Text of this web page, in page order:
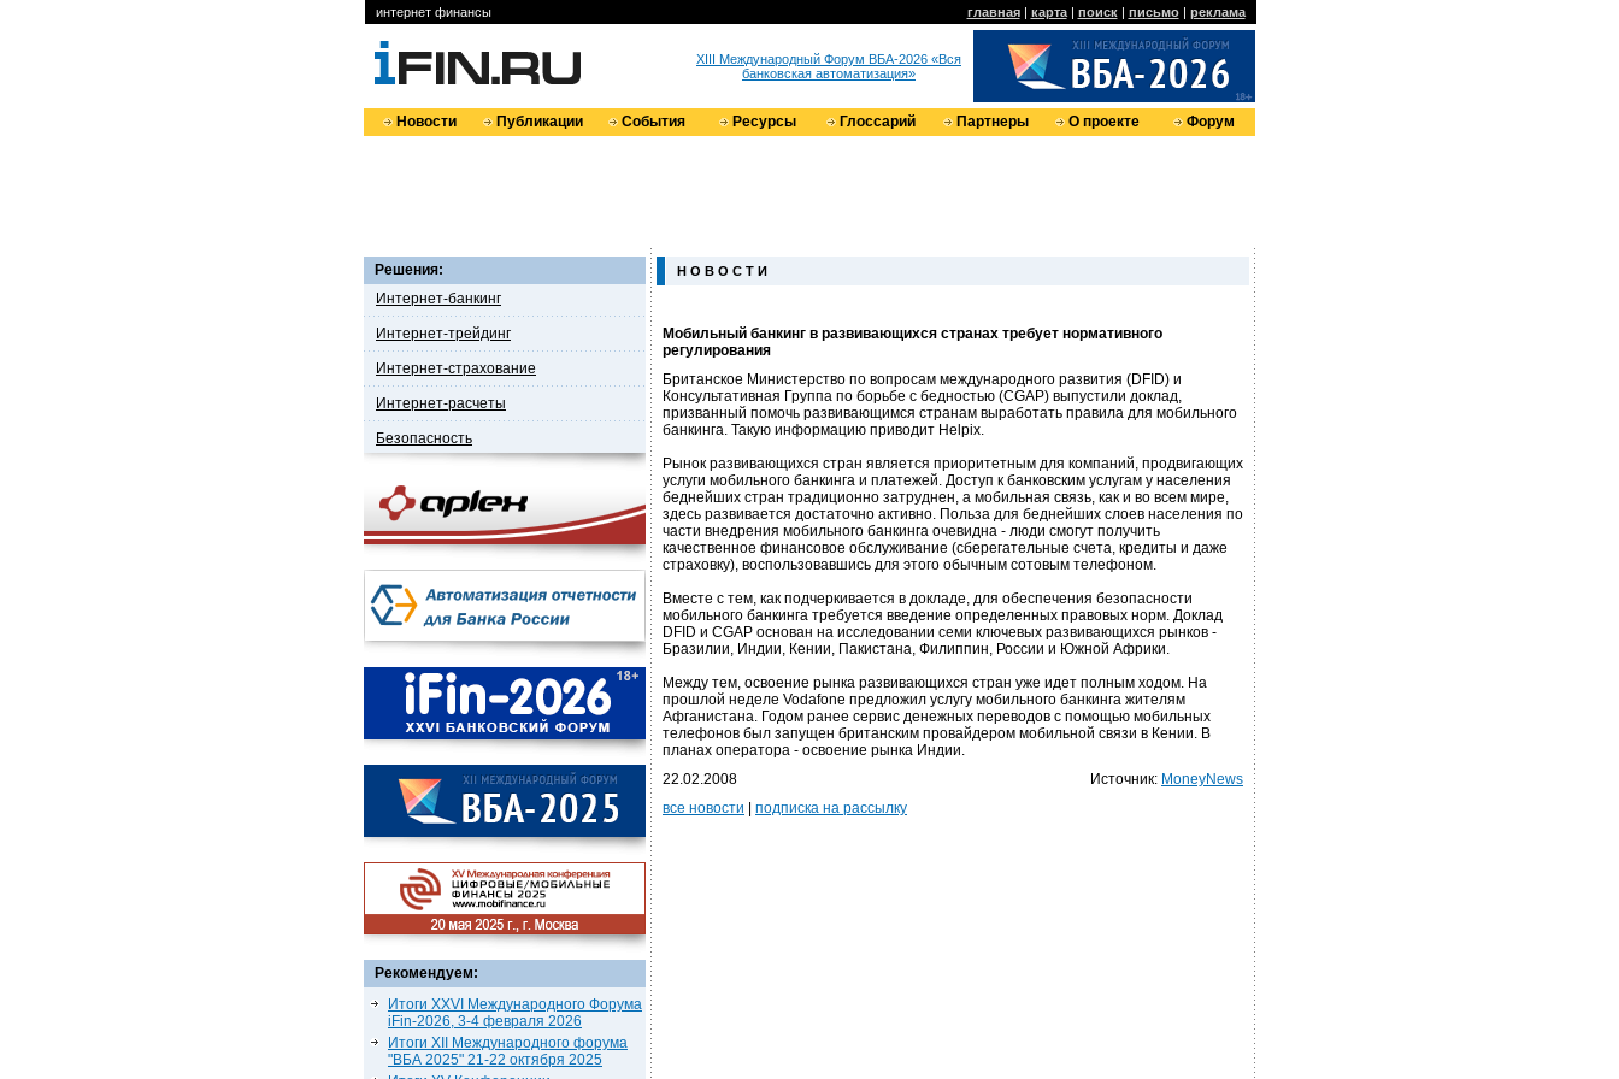
интернет финансы главная| карта| поиск| письмо| реклама
XIII Международный Форум ВБА-2026 «Вся
банковская автоматизация»
Новости Публикации События Ресурсы Глоссарий Партнеры О проекте Форум
Решения:
Интернет-банкинг
Интернет-трейдинг
Интернет-страхование
Интернет-расчеты
Безопасность
Рекомендуем:
Итоги XXVI Международного Форума
iFin-2026, 3-4 февраля 2026
Итоги XII Международного форума
"ВБА 2025" 21-22 октября 2025
Н О В О С Т И
Мобильный банкинг в развивающихся странах требует нормативного
регулирования
Британское Министерство по вопросам международного развития (DFID) и
Консультативная Группа по борьбе с бедностью (CGAP) выпустили доклад,
призванный помочь развивающимся странам выработать правила для мобильного
банкинга. Такую информацию приводит Helpix.
Рынок развивающихся стран является приоритетным для компаний, продвигающих
услуги мобильного банкинга и платежей. Доступ к банковским услугам у населения
беднейших стран традиционно затруднен, а мобильная связь, как и во всем мире,
здесь развивается достаточно активно. Польза для беднейших слоев населения по
части внедрения мобильного банкинга очевидна - люди смогут получить
качественное финансовое обслуживание (сберегательные счета, кредиты и даже
страховку), воспользовавшись для этого обычным сотовым телефоном.
Вместе с тем, как подчеркивается в докладе, для обеспечения безопасности
мобильного банкинга требуется введение определенных правовых норм. Доклад
DFID и CGAP основан на исследовании семи ключевых развивающихся рынков -
Бразилии, Индии, Кении, Пакистана, Филиппин, России и Южной Африки.
Между тем, освоение рынка развивающихся стран уже идет полным ходом. На
прошлой неделе Vodafone предложил услугу мобильного банкинга жителям
Афганистана. Годом ранее сервис денежных переводов с помощью мобильных
телефонов был запущен британским провайдером мобильной связи в Кении. В
планах оператора - освоение рынка Индии.
22.02.2008
Источник: MoneyNews
все новости
подписка на рассылку